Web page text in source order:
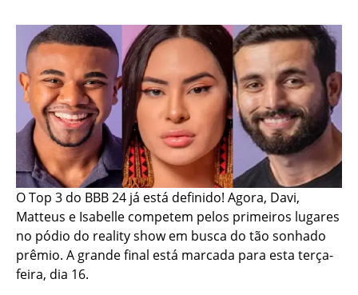
O Top 3 do BBB 24 já está definido! Agora, Davi,
Matteus e Isabelle competem pelos primeiros lugares
no pódio do reality show em busca do tão sonhado
prêmio. A grande final está marcada para esta terça-
feira, dia 16.